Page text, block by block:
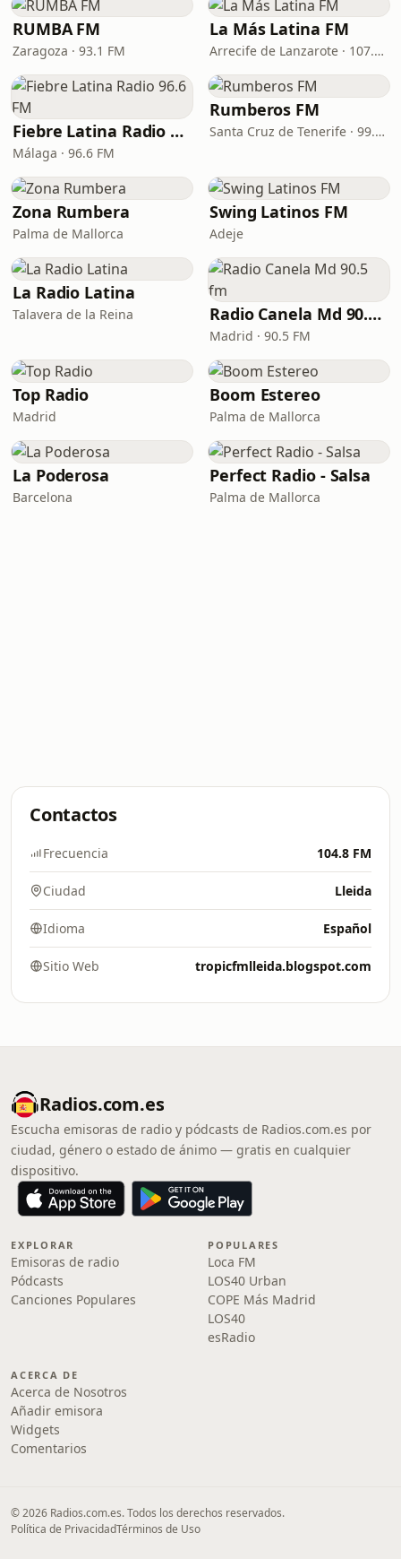
RUMBA FM
Zaragoza · 93.1 FM
La Más Latina FM
Arrecife de Lanzarote · 107.4 FM
Fiebre Latina Radio 96.6 FM
Málaga · 96.6 FM
Rumberos FM
Santa Cruz de Tenerife · 99.2 FM
Zona Rumbera
Palma de Mallorca
Swing Latinos FM
Adeje
La Radio Latina
Talavera de la Reina Radio Canela Md 90.5 fm
Madrid · 90.5 FM
Top Radio
Madrid
Boom Estereo
Palma de Mallorca
La Poderosa
Barcelona
Perfect Radio - Salsa
Palma de Mallorca
Contactos
Frecuencia 104.8 FM
Ciudad Lleida
Idioma Español
Sitio Web tropicfmlleida.blogspot.com
Radios.com.es
Escucha emisoras de radio y pódcasts de Radios.com.es por
ciudad, género o estado de ánimo — gratis en cualquier
dispositivo.
EXPLORAR
Emisoras de radio
Pódcasts
Canciones Populares
POPULARES
Loca FM
LOS40 Urban
COPE Más Madrid
LOS40
esRadio
ACERCA DE
Acerca de Nosotros
Añadir emisora
Widgets
Comentarios
© 2026 Radios.com.es. Todos los derechos reservados.
Política de PrivacidadTérminos de Uso